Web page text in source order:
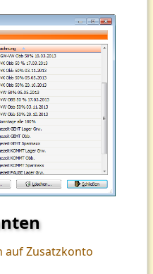
auf Zusatzkonto